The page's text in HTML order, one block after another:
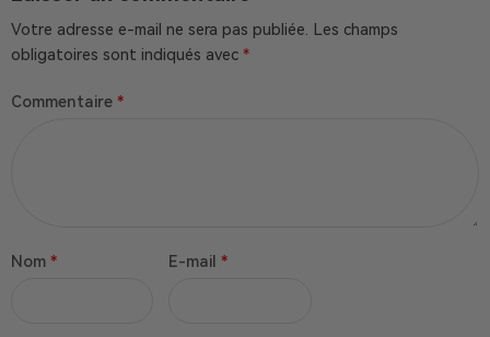
Votre adresse e-mail ne sera pas publiée. Les champs
obligatoires sont indiqués avec *
Commentaire *
Nom * E-mail *